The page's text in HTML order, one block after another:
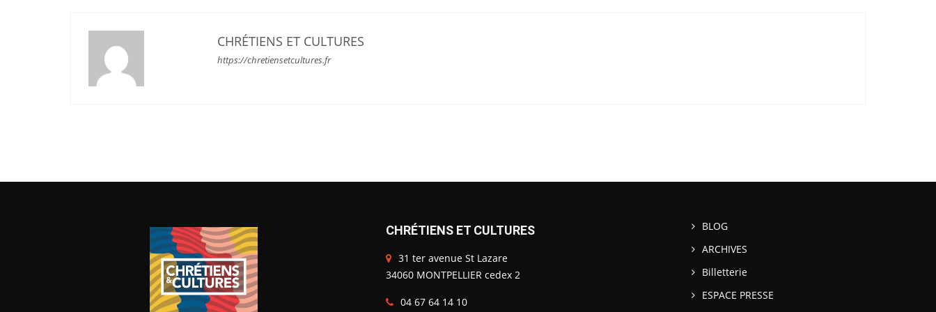
CHRÉTIENS ET CULTURES
https://chretiensetcultures.fr
CHRÉTIENS ET CULTURES
31 ter avenue St Lazare
34060 MONTPELLIER cedex 2
04 67 64 14 10
BLOG
ARCHIVES
Billetterie
ESPACE PRESSE